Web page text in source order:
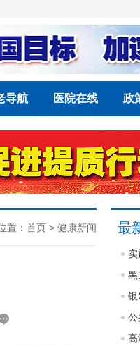
导航 医院在线 政
置： 首页 > 健康新闻 最
黑
银
公